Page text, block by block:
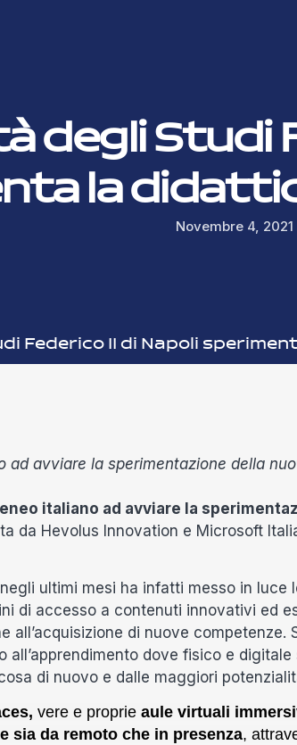
degli Studi
la
Novembre 4, 2021
Federico II di Napoli
ad avviare la sperimentazione della
italiano ad avviare la
da Hevolus Innovation e Microsoft
ultimi mesi ha infatti messo in luce
di accesso a contenuti innovativi ed
all’acquisizione di nuove competenze.
dove fisico e digitale
di nuovo e dalle maggiori
vere e proprie aule virtuali
sia da remoto che in presenza,